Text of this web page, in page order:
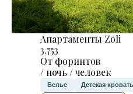
Апартаменты Zoli
3.753
От форинтов
/ ночь / человек
Белье Детская кровать